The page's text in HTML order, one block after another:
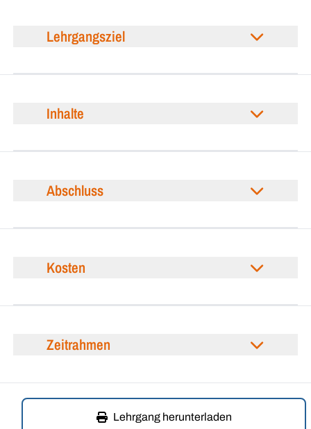
Lehrgangsziel
Inhalte
Abschluss
Kosten
Zeitrahmen
Lehrgang herunterladen